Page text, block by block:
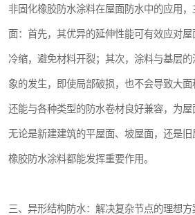
非固化橡胶防水涂料在屋面防水中的应用
面：首先，其优异的延伸性能可有效应对
冷缩，避免材料开裂；其次，涂料与基层
象的发生，即使局部破损，也不会导致大
还能与各种类型的防水卷材良好兼容，为屋
无论是新建建筑的平屋面、坡屋面，还是
橡胶防水涂料都能发挥重要作用。
三、异形结构防水：解决复杂节点的理想方